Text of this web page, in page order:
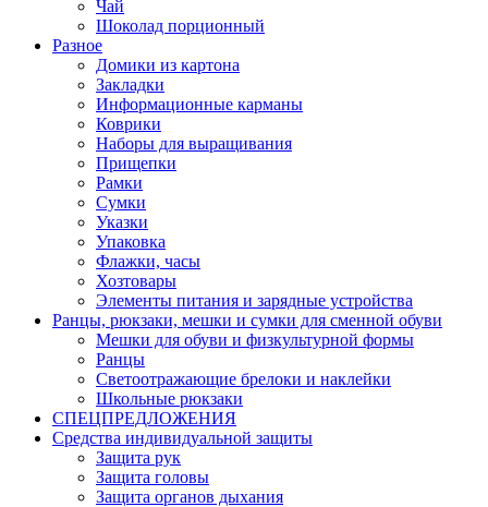
Чай
Шоколад порционный
Разное
Домики из картона
Закладки
Информационные карманы
Коврики
Наборы для выращивания
Прищепки
Рамки
Сумки
Указки
Упаковка
Флажки, часы
Хозтовары
Элементы питания и зарядные устройства
Ранцы, рюкзаки, мешки и сумки для сменной обуви
Мешки для обуви и физкультурной формы
Ранцы
Светоотражающие брелоки и наклейки
Школьные рюкзаки
СПЕЦПРЕДЛОЖЕНИЯ
Средства индивидуальной защиты
Защита рук
Защита головы
Защита органов дыхания